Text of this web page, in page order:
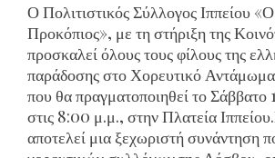
Ο Πολιτιστικός Σύλλογος Ιππείου
Προκόπιος», με τη στήριξη της
προσκαλεί όλους τους φίλους της
παράδοσης στο Χορευτικό Αντάμωμα
που θα πραγματοποιηθεί το Σάββατο
στις 8:00 μ.μ., στην Πλατεία
αποτελεί μια ξεχωριστή συνάντηση